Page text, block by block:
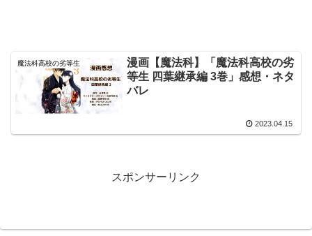
魔法科高校の劣等生
漫画【魔法科】「魔法科高校の劣
等生 四葉継承編 3巻」感想・ネタ
バレ
2023.04.15
スポンサーリンク